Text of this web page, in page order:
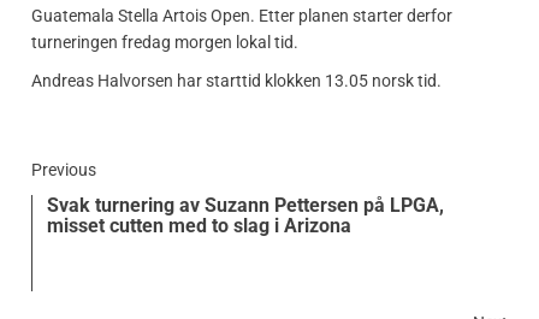
Guatemala Stella Artois Open. Etter planen starter derfor
turneringen fredag morgen lokal tid.
Andreas Halvorsen har starttid klokken 13.05 norsk tid.
Previous
Svak turnering av Suzann Pettersen på LPGA,
misset cutten med to slag i Arizona